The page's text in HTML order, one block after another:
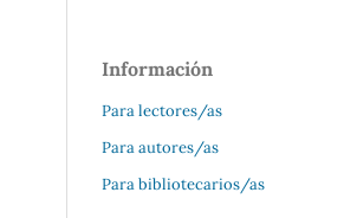
Información
Para lectores/as
Para autores/as
Para bibliotecarios/as